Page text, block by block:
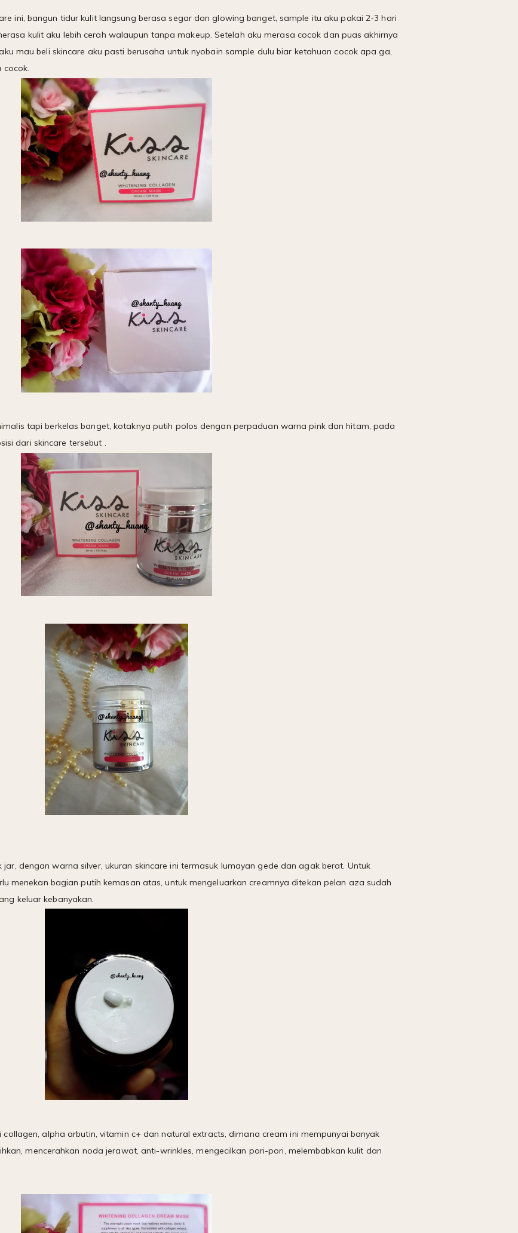
ini, bangun tidur kulit langsung berasa segar dan glowing banget, sample itu aku pakai 2-3 hari
kulit aku lebih cerah walaupun tanpa makeup. Setelah aku merasa cocok dan puas akhirnya
mau beli skincare aku pasti berusaha untuk nyobain sample dulu biar ketahuan cocok apa ga,
cocok.
tapi berkelas banget, kotaknya putih polos dengan perpaduan warna pink dan hitam, pada
dari skincare tersebut .
jar, dengan warna silver, ukuran skincare ini termasuk lumayan gede dan agak berat. Untuk
menekan bagian putih kemasan atas, untuk mengeluarkan creamnya ditekan pelan aza sudah
keluar kebanyakan.
alpha arbutin, vitamin c+ dan natural extracts, dimana cream ini mempunyai banyak
mencerahkan noda jerawat, anti-wrinkles, mengecilkan pori-pori, melembabkan kulit dan